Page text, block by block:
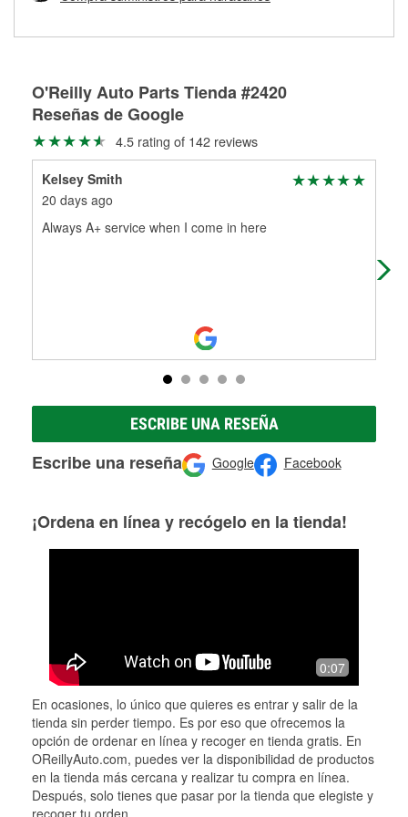
partes de reemplazo correctas para tu reparación.
O'Reilly Auto Parts Tienda #2420
Reseñas de Google
4.5 rating of 142 reviews
Kelsey Smith
20 days ago
Always A+ service when I come in here
ESCRIBE UNA RESEÑA
Escribe una reseña Google Facebook
¡Ordena en línea y recógelo en la tienda!
0:07
En ocasiones, lo único que quieres es entrar y salir de la
tienda sin perder tiempo. Es por eso que ofrecemos la
opción de ordenar en línea y recoger en tienda gratis. En
OReillyAuto.com, puedes ver la disponibilidad de productos
en la tienda más cercana y realizar tu compra en línea.
Después, solo tienes que pasar por la tienda que elegiste y
recoger tu orden.